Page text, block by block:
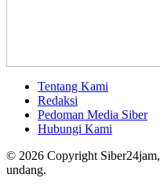
Tentang Kami
Redaksi
Pedoman Media Siber
Hubungi Kami
© 2026 Copyright
undang.